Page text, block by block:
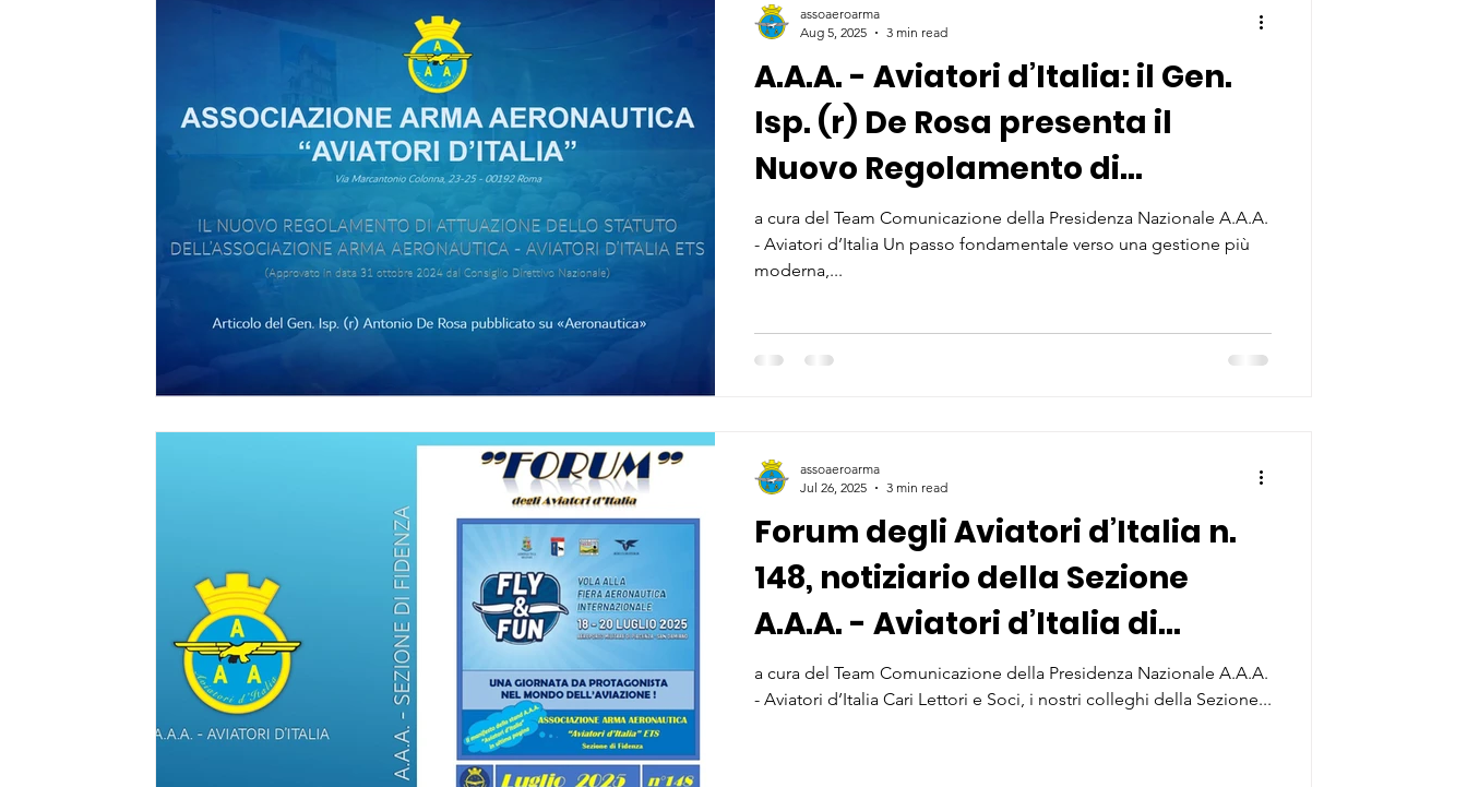
A.A.A. - Aviatori d’Italia: il Gen.
Isp. (r) De Rosa presenta il
Nuovo Regolamento di
Attuazione
a cura del Team Comunicazione della Presidenza Nazionale A.A.A.
- Aviatori d’Italia Un passo fondamentale verso una gestione più
moderna,...
assoaeroarma
Aug 5, 2025
3 min read
Forum degli Aviatori d’Italia n.
148, notiziario della Sezione
A.A.A. - Aviatori d’Italia di
Fidenza
a cura del Team Comunicazione della Presidenza Nazionale A.A.A.
- Aviatori d’Italia Cari Lettori e Soci, i nostri colleghi della Sezione...
assoaeroarma
Jul 26, 2025
3 min read